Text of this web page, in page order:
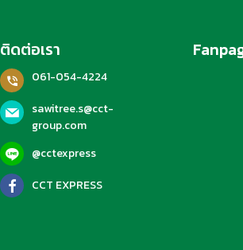
ติดต่อเรา
061-054-4224
sawitree.s@cct-
group.com
@cctexpress
CCT EXPRESS